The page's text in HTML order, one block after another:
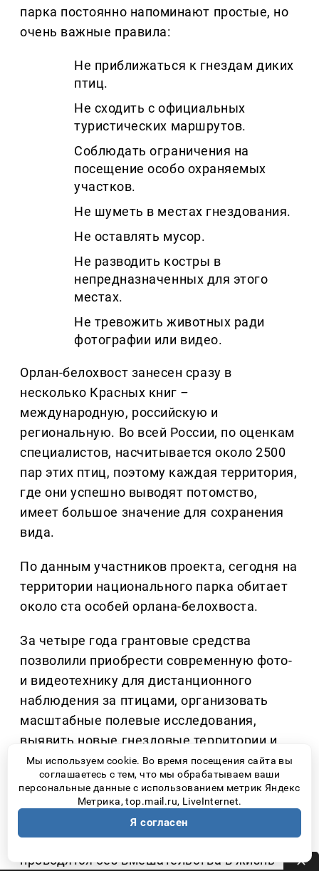
парка постоянно напоминают простые, но
очень важные правила:
Не приближаться к гнездам диких
птиц.
Не сходить с официальных
туристических маршрутов.
Соблюдать ограничения на
посещение особо охраняемых
участков.
Не шуметь в местах гнездования.
Не оставлять мусор.
Не разводить костры в
непредназначенных для этого
местах.
Не тревожить животных ради
фотографии или видео.
Орлан-белохвост занесен сразу в
несколько Красных книг –
международную, российскую и
региональную. Во всей России, по оценкам
специалистов, насчитывается около 2500
пар этих птиц, поэтому каждая территория,
где они успешно выводят потомство,
имеет большое значение для сохранения
вида.
По данным участников проекта, сегодня на
территории национального парка обитает
около ста особей орлана-белохвоста.
За четыре года грантовые средства
позволили приобрести современную фото-
и видеотехнику для дистанционного
наблюдения за птицами, организовать
масштабные полевые исследования,
выявить новые гнездовые территории и
собрать уникальный архив материалов об
одном из самых редких хищников
Поволжья. При этом специалисты
подчеркивают, что главная ценность таких
исследований заключается в том, что они
проводятся без вмешательства в жизнь
Мы используем cookie. Во время посещения сайта вы
соглашаетесь с тем, что мы обрабатываем ваши
персональные данные с использованием метрик Яндекс
Метрика, top.mail.ru, LiveInternet.
Я согласен